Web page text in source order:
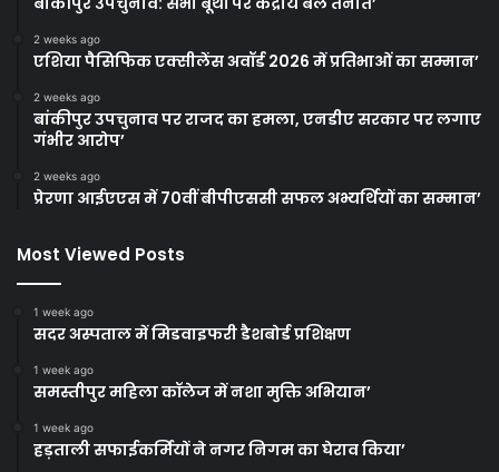
2 weeks ago
एशिया पैसिफिक एक्सीलेंस अवॉर्ड 2026 में प्रतिभाओं का सम्मान’
2 weeks ago
बांकीपुर उपचुनाव पर राजद का हमला, एनडीए सरकार पर लगाए
गंभीर आरोप’
2 weeks ago
प्रेरणा आईएएस में 70वीं बीपीएससी सफल अभ्यर्थियों का सम्मान’
Most Viewed Posts
1 week ago
सदर अस्पताल में मिडवाइफरी डैशबोर्ड प्रशिक्षण
1 week ago
समस्तीपुर महिला कॉलेज में नशा मुक्ति अभियान’
1 week ago
हड़ताली सफाईकर्मियों ने नगर निगम का घेराव किया’